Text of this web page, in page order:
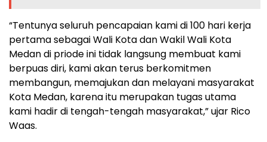
“Tentunya seluruh pencapaian kami di 100 hari kerja
pertama sebagai Wali Kota dan Wakil Wali Kota
Medan di priode ini tidak langsung membuat kami
berpuas diri, kami akan terus berkomitmen
membangun, memajukan dan melayani masyarakat
Kota Medan, karena itu merupakan tugas utama
kami hadir di tengah-tengah masyarakat,” ujar Rico
Waas.